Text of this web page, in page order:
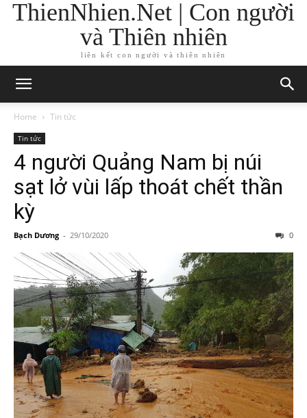
ThienNhien.Net | Con người
và Thiên nhiên
liên kết con người và thiên nhiên
Home Tin tức
Tin tức
4 người Quảng Nam bị núi
sạt lở vùi lấp thoát chết thần
kỳ
Bạch Dương - 29/10/2020 0